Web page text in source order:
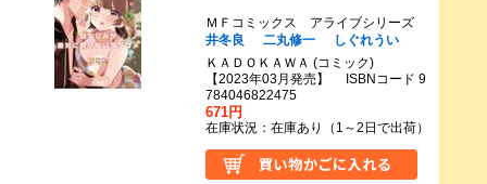
ＭＦコミックス アライブシリーズ
井冬良
二丸修一
しぐれうい
ＫＡＤＯＫＡＷＡ (コミック)
【2023年03月発売】 ISBNコード 9
784046822475
671円
在庫状況：在庫あり（1～2日で出荷）